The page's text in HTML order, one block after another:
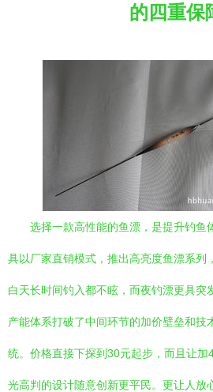
的四重保
选择一款高性能的鱼漂，是提升钓鱼
具以厂家直销模式，推出高亮度鱼漂系列
白天长时间钓入都不眩，而夜钓漂更具突
产能体系打破了中间环节的加价壁垒和技
统。价格直接下探到30元起步，而且让
光高判的设计随意创新更平民。更让人放